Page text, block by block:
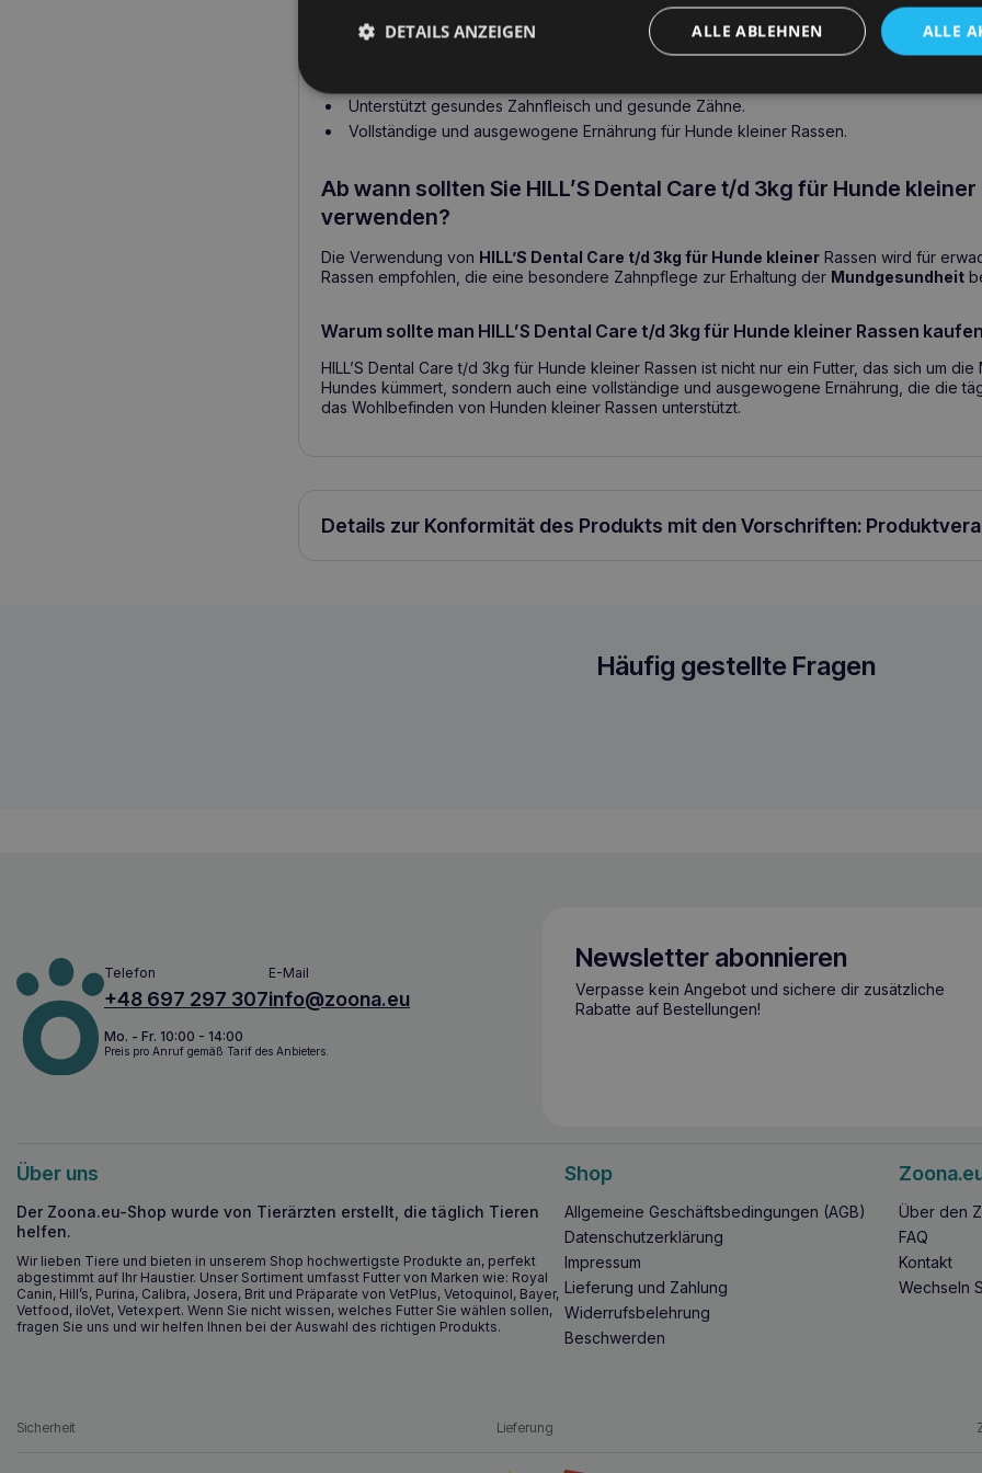
Wichtigste Gesundheitsvorteile
Spezielle Fasermatrix-Technologie für eine effektivere Zahnreinigung.
Unterstützt gesundes Zahnfleisch und gesunde Zähne.
Vollständige und ausgewogene Ernährung für Hunde kleiner Rassen.
Ab wann sollten Sie HILL’S Dental Care t/d 3kg für Hunde kleiner
verwenden?
Die Verwendung von HILL’S Dental Care t/d 3kg für Hunde kleiner Rassen wird für
Rassen empfohlen, die eine besondere Zahnpflege zur Erhaltung der Mundgesundheit
Warum sollte man HILL’S Dental Care t/d 3kg für Hunde kleiner Rassen
HILL’S Dental Care t/d 3kg für Hunde kleiner Rassen ist nicht nur ein Futter, das sich um
Hundes kümmert, sondern auch eine vollständige und ausgewogene Ernährung, die die
das Wohlbefinden von Hunden kleiner Rassen unterstützt.
Details zur Konformität des Produkts mit den Vorschriften:
Häufig gestellte Fragen
Telefon
+48 697 297 307
E-Mail
info@zoona.eu
Mo. - Fr. 10:00 - 14:00
Preis pro Anruf gemäß Tarif des Anbieters.
Newsletter abonnieren
Verpasse kein Angebot und sichere dir zusätzliche
Rabatte auf Bestellungen!
Über uns
Der Zoona.eu-Shop wurde von Tierärzten erstellt, die täglich Tieren
helfen.
Wir lieben Tiere und bieten in unserem Shop hochwertigste Produkte an, perfekt
abgestimmt auf Ihr Haustier. Unser Sortiment umfasst Futter von Marken wie: Royal
Canin, Hill’s, Purina, Calibra, Josera, Brit und Präparate von VetPlus, Vetoquinol, Bayer,
Vetfood, iloVet, Vetexpert. Wenn Sie nicht wissen, welches Futter Sie wählen sollen,
fragen Sie uns und wir helfen Ihnen bei der Auswahl des richtigen Produkts.
Shop
Allgemeine Geschäftsbedingungen (AGB)
Datenschutzerklärung
Impressum
Lieferung und Zahlung
Widerrufsbelehrung
Beschwerden
Über den
FAQ
Kontakt
Wechseln
Sicherheit Lieferung
ALLE
ALLE ABLEHNEN
DETAILS ANZEIGEN